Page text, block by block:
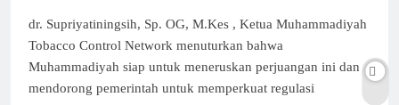
dr. Supriyatiningsih, Sp. OG, M.Kes , Ketua Muhammadiyah
Tobacco Control Network menuturkan bahwa
Muhammadiyah siap untuk meneruskan perjuangan ini dan
mendorong pemerintah untuk memperkuat regulasi